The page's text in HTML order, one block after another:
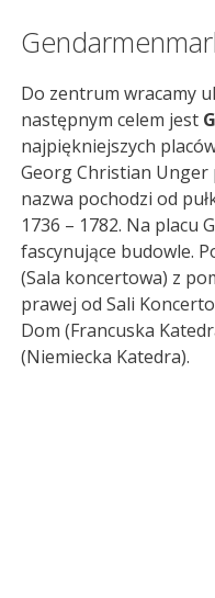
Do zentrum wracamy
następnym celem jest
najpiękniejszych
Georg Christian Unger
nazwa pochodzi od
1736 – 1782. Na placu
fascynujące budowle.
(Sala koncertowa) z
prawej od Sali
Dom (Francuska
(Niemiecka Katedra).